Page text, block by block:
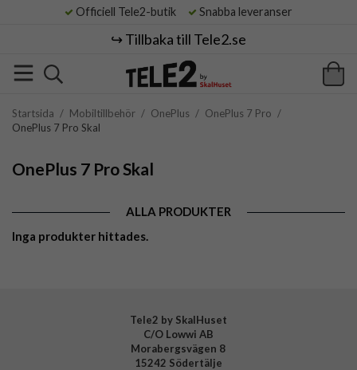
Officiell Tele2-butik Snabba leveranser
↪️ Tillbaka till Tele2.se
Startsida / Mobiltillbehör / OnePlus / OnePlus 7 Pro /
OnePlus 7 Pro Skal
OnePlus 7 Pro Skal
ALLA PRODUKTER
Inga produkter hittades.
Tele2 by SkalHuset
C/O Lowwi AB
Morabergsvägen 8
15242 Södertälje